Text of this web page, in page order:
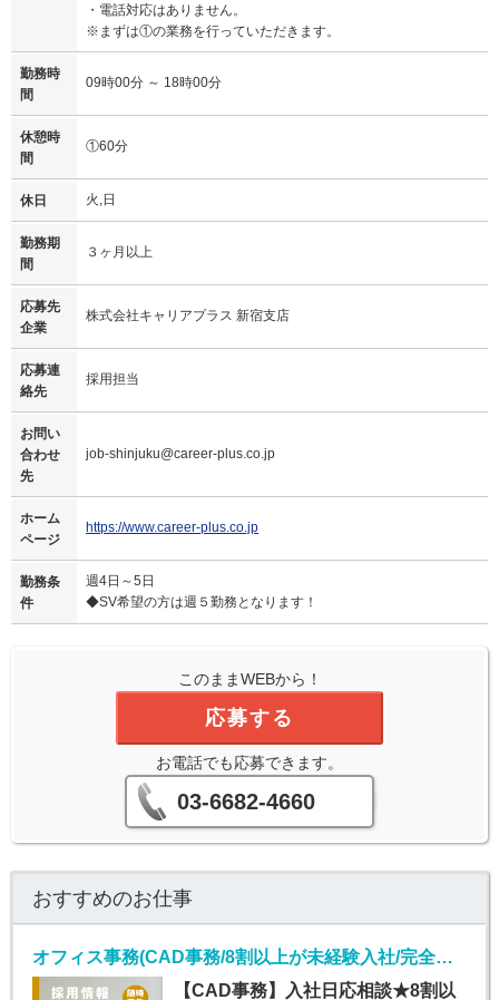
・電話対応はありません。
※まずは①の業務を行っていただきます。
勤務時
間
09時00分 ～ 18時00分
休憩時
間
①60分
休日 火,日
勤務期
間
３ヶ月以上
応募先
企業
株式会社キャリアプラス 新宿支店
応募連
絡先
採用担当
お問い
合わせ
先
job-shinjuku@career-plus.co.jp
ホーム
ページ
https://www.career-plus.co.jp
勤務条
件
週4日～5日
◆SV希望の方は週５勤務となります！
このままWEBから！
応募する
お電話でも応募できます。
03-6682-4660
おすすめのお仕事
オフィス事務(CAD事務/8割以上が未経験入社/完全週休2日)
【CAD事務】入社日応相談★8割以